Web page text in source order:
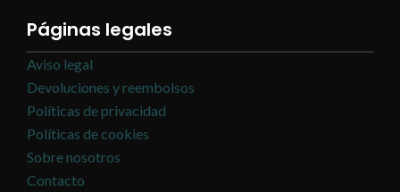
Páginas legales
Aviso legal
Devoluciones y reembolsos
Políticas de privacidad
Políticas de cookies
Sobre nosotros
Contacto